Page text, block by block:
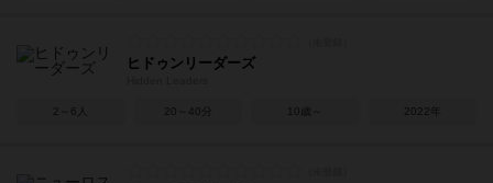
ヒドゥンリーダーズ
2～6人 20～40分 10歳～ 2022年